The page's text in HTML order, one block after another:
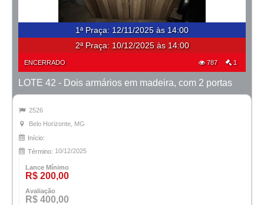
1ª Praça: 12/11/2025 às 14:00
2ª Praça: 10/12/2025 às 14:00
ENCERRADO 787 1
LOTE 42 - Dois armários em madeira, com 2 portas
2526
Belo Horizonte, MG
Início:
Término: 10/12/2025
Lance Mínimo
R$ 200,00
Avaliação
R$ 400,00